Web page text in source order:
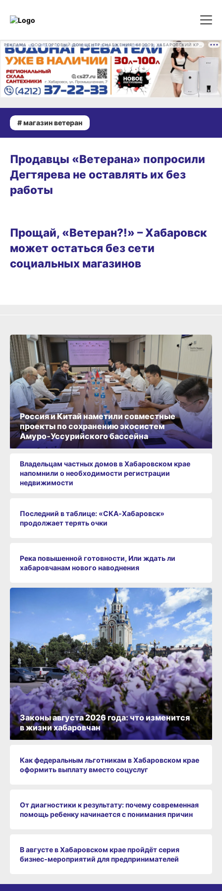
# магазин ветеран
Продавцы «Ветерана» попросили
Дегтярева не оставлять их без
работы
Прощай, «Ветеран?!» – Хабаровск
может остаться без сети
социальных магазинов
Россия и Китай наметили совместные
проекты по сохранению экосистем
Амуро‑Уссурийского бассейна
Владельцам частных домов в Хабаровском крае
напомнили о необходимости регистрации
недвижимости
Последний в таблице: «СКА‑Хабаровск»
продолжает терять очки
Река повышенной готовности, Или ждать ли
хабаровчанам нового наводнения
Как федеральным льготникам в Хабаровском крае
оформить выплату вместо соцуслуг
От диагностики к результату: почему современная
помощь ребенку начинается с понимания причин
В августе в Хабаровском крае пройдёт серия
бизнес‑мероприятий для предпринимателей
Законы августа 2026 года: что изменится
в жизни хабаровчан